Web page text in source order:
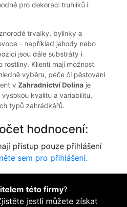
pro dekoraci truhlíků i
trvalky, bylinky a
– například jahody nebo
jsou dále substráty i
rostliny. Klienti mají možnost
výběru, péče či pěstování
v Zahradnictví Dolina je
kvalitu a variabilitu,
typů zahrádkářů.
hodnocení:
přístup pouze přihlášení
sem pro přihlášení.
této firmy?
jestli můžete získat